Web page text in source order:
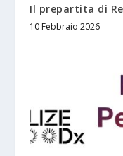
Il prepartita di
10 Febbraio 2026